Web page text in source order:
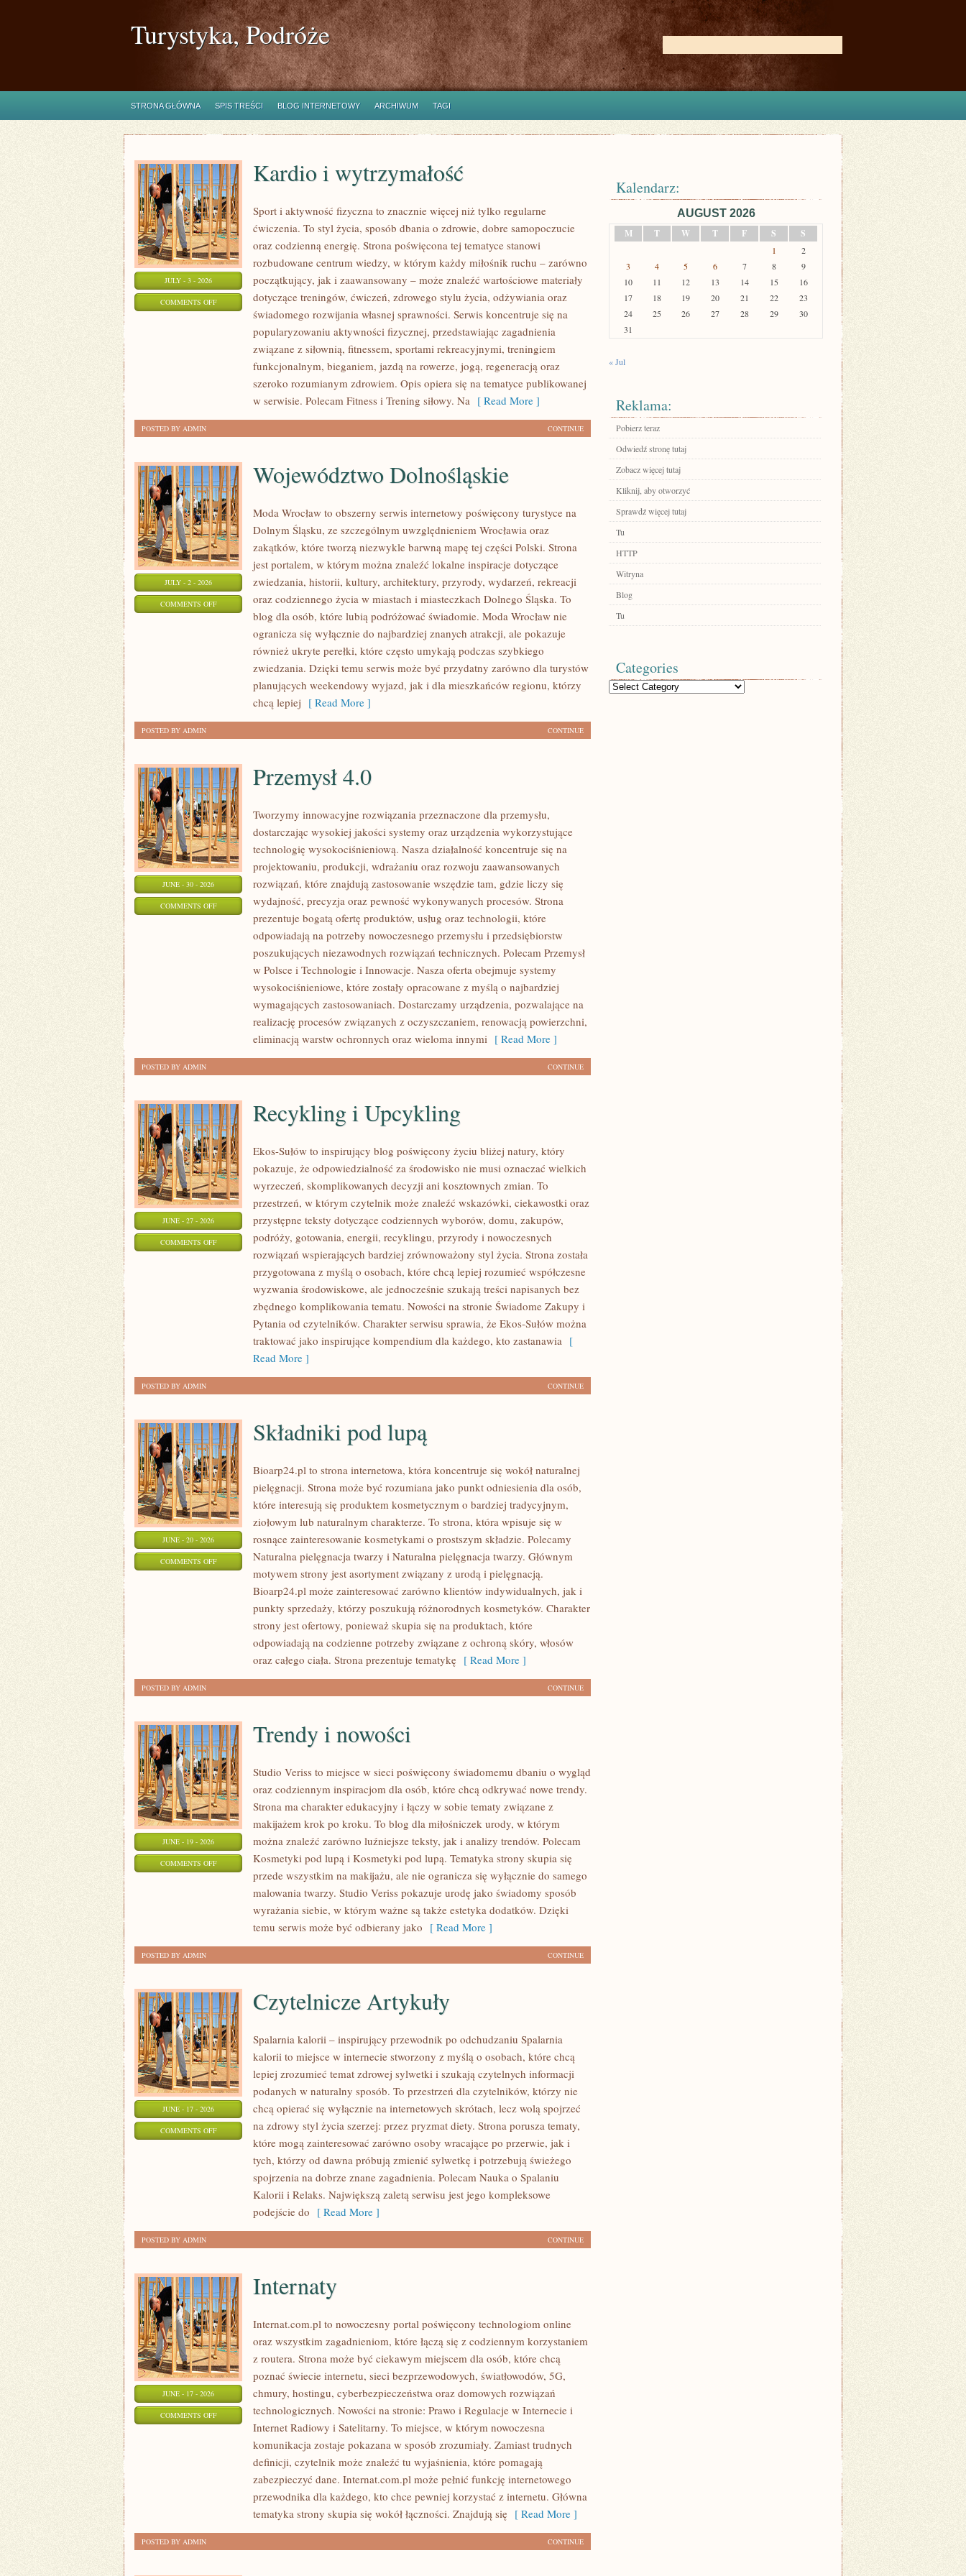
Turystyka, Podróże
STRONA GŁÓWNA SPIS TREŚCI BLOG INTERNETOWY ARCHIWUM TAGI
JULY - 3 - 2026
COMMENTS OFFON
WYTRZYMAŁOŚĆ
Kardio i wytrzymałość
Sport i aktywność fizyczna to znacznie więcej niż tylko regularne
ćwiczenia. To styl życia, sposób dbania o zdrowie, dobre samopoczucie
oraz codzienną energię. Strona poświęcona tej tematyce stanowi
rozbudowane centrum wiedzy, w którym każdy miłośnik ruchu – zarówno
początkujący, jak i zaawansowany – może znaleźć wartościowe materiały
dotyczące treningów, ćwiczeń, zdrowego stylu życia, odżywiania oraz
świadomego rozwijania własnej sprawności. Serwis koncentruje się na
popularyzowaniu aktywności fizycznej, przedstawiając zagadnienia
związane z siłownią, fitnessem, sportami rekreacyjnymi, treningiem
funkcjonalnym, bieganiem, jazdą na rowerze, jogą, regeneracją oraz
szeroko rozumianym zdrowiem. Opis opiera się na tematyce publikowanej
w serwisie. Polecam Fitness i Trening siłowy. Na [ Read More ]
CONTINUE
POSTED BY ADMIN
JULY - 2 - 2026
COMMENTS OFFON
WOJEWÓDZTWO
DOLNOŚLĄSKIE
Województwo Dolnośląskie
Moda Wrocław to obszerny serwis internetowy poświęcony turystyce na
Dolnym Śląsku, ze szczególnym uwzględnieniem Wrocławia oraz
zakątków, które tworzą niezwykle barwną mapę tej części Polski. Strona
jest portalem, w którym można znaleźć lokalne inspiracje dotyczące
zwiedzania, historii, kultury, architektury, przyrody, wydarzeń, rekreacji
oraz codziennego życia w miastach i miasteczkach Dolnego Śląska. To
blog dla osób, które lubią podróżować świadomie. Moda Wrocław nie
ogranicza się wyłącznie do najbardziej znanych atrakcji, ale pokazuje
również ukryte perełki, które często umykają podczas szybkiego
zwiedzania. Dzięki temu serwis może być przydatny zarówno dla turystów
planujących weekendowy wyjazd, jak i dla mieszkańców regionu, którzy
chcą lepiej [ Read More ]
CONTINUE
POSTED BY ADMIN
JUNE - 30 - 2026
COMMENTS OFFON
PRZEMYSŁ
Przemysł 4.0
Tworzymy innowacyjne rozwiązania przeznaczone dla przemysłu,
dostarczając wysokiej jakości systemy oraz urządzenia wykorzystujące
technologię wysokociśnieniową. Nasza działalność koncentruje się na
projektowaniu, produkcji, wdrażaniu oraz rozwoju zaawansowanych
rozwiązań, które znajdują zastosowanie wszędzie tam, gdzie liczy się
wydajność, precyzja oraz pewność wykonywanych procesów. Strona
prezentuje bogatą ofertę produktów, usług oraz technologii, które
odpowiadają na potrzeby nowoczesnego przemysłu i przedsiębiorstw
poszukujących niezawodnych rozwiązań technicznych. Polecam Przemysł
w Polsce i Technologie i Innowacje. Nasza oferta obejmuje systemy
wysokociśnieniowe, które zostały opracowane z myślą o najbardziej
wymagających zastosowaniach. Dostarczamy urządzenia, pozwalające na
realizację procesów związanych z oczyszczaniem, renowacją powierzchni,
eliminacją warstw ochronnych oraz wieloma innymi [ Read More ]
CONTINUE
POSTED BY ADMIN
JUNE - 27 - 2026
COMMENTS OFFON
RECYKLING
UPCYKLING
Recykling i Upcykling
Ekos-Sułów to inspirujący blog poświęcony życiu bliżej natury, który
pokazuje, że odpowiedzialność za środowisko nie musi oznaczać wielkich
wyrzeczeń, skomplikowanych decyzji ani kosztownych zmian. To
przestrzeń, w którym czytelnik może znaleźć wskazówki, ciekawostki oraz
przystępne teksty dotyczące codziennych wyborów, domu, zakupów,
podróży, gotowania, energii, recyklingu, przyrody i nowoczesnych
rozwiązań wspierających bardziej zrównoważony styl życia. Strona została
przygotowana z myślą o osobach, które chcą lepiej rozumieć współczesne
wyzwania środowiskowe, ale jednocześnie szukają treści napisanych bez
zbędnego komplikowania tematu. Nowości na stronie Świadome Zakupy i
Pytania od czytelników. Charakter serwisu sprawia, że Ekos-Sułów można
traktować jako inspirujące kompendium dla każdego, kto zastanawia [
Read More ]
CONTINUE
POSTED BY ADMIN
JUNE - 20 - 2026
COMMENTS OFFON
SKŁADNIKI
Składniki pod lupą
Bioarp24.pl to strona internetowa, która koncentruje się wokół naturalnej
pielęgnacji. Strona może być rozumiana jako punkt odniesienia dla osób,
które interesują się produktem kosmetycznym o bardziej tradycyjnym,
ziołowym lub naturalnym charakterze. To strona, która wpisuje się w
rosnące zainteresowanie kosmetykami o prostszym składzie. Polecamy
Naturalna pielęgnacja twarzy i Naturalna pielęgnacja twarzy. Głównym
motywem strony jest asortyment związany z urodą i pielęgnacją.
Bioarp24.pl może zainteresować zarówno klientów indywidualnych, jak i
punkty sprzedaży, którzy poszukują różnorodnych kosmetyków. Charakter
strony jest ofertowy, ponieważ skupia się na produktach, które
odpowiadają na codzienne potrzeby związane z ochroną skóry, włosów
oraz całego ciała. Strona prezentuje tematykę [ Read More ]
CONTINUE
POSTED BY ADMIN
JUNE - 19 - 2026
COMMENTS OFFON
Trendy i nowości
Studio Veriss to miejsce w sieci poświęcony świadomemu dbaniu o wygląd
oraz codziennym inspiracjom dla osób, które chcą odkrywać nowe trendy.
Strona ma charakter edukacyjny i łączy w sobie tematy związane z
makijażem krok po kroku. To blog dla miłośniczek urody, w którym
można znaleźć zarówno luźniejsze teksty, jak i analizy trendów. Polecam
Kosmetyki pod lupą i Kosmetyki pod lupą. Tematyka strony skupia się
przede wszystkim na makijażu, ale nie ogranicza się wyłącznie do samego
malowania twarzy. Studio Veriss pokazuje urodę jako świadomy sposób
wyrażania siebie, w którym ważne są także estetyka dodatków. Dzięki
temu serwis może być odbierany jako [ Read More ]
CONTINUE
POSTED BY ADMIN
JUNE - 17 - 2026
COMMENTS OFFON
CZYTELNICZE
ARTYKUŁY
Czytelnicze Artykuły
Spalarnia kalorii – inspirujący przewodnik po odchudzaniu Spalarnia
kalorii to miejsce w internecie stworzony z myślą o osobach, które chcą
lepiej zrozumieć temat zdrowej sylwetki i szukają czytelnych informacji
podanych w naturalny sposób. To przestrzeń dla czytelników, którzy nie
chcą opierać się wyłącznie na internetowych skrótach, lecz wolą spojrzeć
na zdrowy styl życia szerzej: przez pryzmat diety. Strona porusza tematy,
które mogą zainteresować zarówno osoby wracające po przerwie, jak i
tych, którzy od dawna próbują zmienić sylwetkę i potrzebują świeżego
spojrzenia na dobrze znane zagadnienia. Polecam Nauka o Spalaniu
Kalorii i Relaks. Największą zaletą serwisu jest jego kompleksowe
podejście do [ Read More ]
CONTINUE
POSTED BY ADMIN
JUNE - 17 - 2026
COMMENTS OFFON
INTERNATY
Internaty
Internat.com.pl to nowoczesny portal poświęcony technologiom online
oraz wszystkim zagadnieniom, które łączą się z codziennym korzystaniem
z routera. Strona może być ciekawym miejscem dla osób, które chcą
poznać świecie internetu, sieci bezprzewodowych, światłowodów, 5G,
chmury, hostingu, cyberbezpieczeństwa oraz domowych rozwiązań
technologicznych. Nowości na stronie: Prawo i Regulacje w Internecie i
Internet Radiowy i Satelitarny. To miejsce, w którym nowoczesna
komunikacja zostaje pokazana w sposób zrozumiały. Zamiast trudnych
definicji, czytelnik może znaleźć tu wyjaśnienia, które pomagają
zabezpieczyć dane. Internat.com.pl może pełnić funkcję internetowego
przewodnika dla każdego, kto chce pewniej korzystać z internetu. Główna
tematyka strony skupia się wokół łączności. Znajdują się [ Read More ]
CONTINUE
POSTED BY ADMIN
Kalendarz:
AUGUST 2026
M
T W T F S S
1
2
3
4 5 6 7 8
9
10
11 12 13 14 15
16
17
18 19 20 21 22
23
24
25 26 27 28 29
30
31
« Jul
Reklama:
Pobierz teraz
Odwiedź stronę tutaj
Zobacz więcej tutaj
Kliknij, aby otworzyć
Sprawdź więcej tutaj
Tu
HTTP
Witryna
Blog
Tu
Categories
Categories